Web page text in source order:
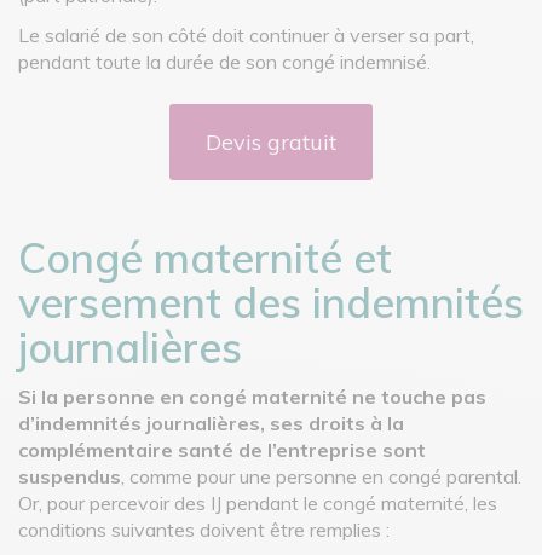
Le salarié de son côté doit continuer à verser sa part,
pendant toute la durée de son congé indemnisé.
Devis gratuit
Congé maternité et
versement des indemnités
journalières
Si la personne en congé maternité ne touche pas
d’indemnités journalières, ses droits à la
complémentaire santé de l’entreprise sont
suspendus , comme pour une personne en congé parental.
Or, pour percevoir des IJ pendant le congé maternité, les
conditions suivantes doivent être remplies :